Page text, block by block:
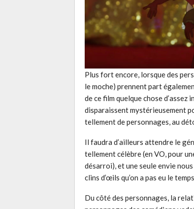
Plus fort encore, lorsque des
le moche) prennent part
de ce film quelque chose
disparaissent mystérieusement
tellement de personnages, au
Il faudra d’ailleurs attendre le
tellement célèbre (en VO, pour
désarroi), et une seule envie
clins d’œils qu’on a pas eu le
Du côté des personnages, la